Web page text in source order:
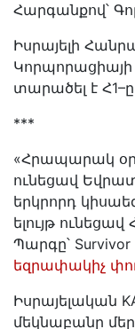
Հարգանքով՝
Իսրայելի
տարածել է
***
«Հրապարակ
ունեցավ
երկրորդ
ելույթ
Պարգը՝
եզրափակիչ
Իսրայելական
մեկնաբանը մեր